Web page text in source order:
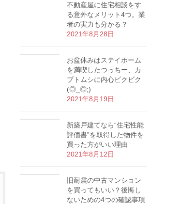
不動産屋に住宅相談をす
る意外なメリット4つ。業
者の実力も分かる？
2021年8月28日
お盆休みはステイホーム
を満喫したつっちー、カ
ブトムシに内心ビクビク
(◎_◎;)
2021年8月19日
新築戸建てなら“住宅性能
評価書”を取得した物件を
買った方がいい理由
2021年8月12日
旧耐震の中古マンション
を買ってもいい？後悔し
ないための4つの確認事項